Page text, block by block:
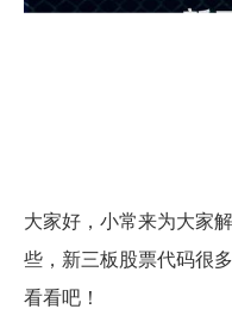
大家好，小常来为大家
些，新三板股票代码很
看看吧！